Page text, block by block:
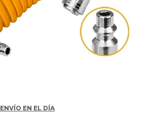
ENVÍO EN EL DÍA